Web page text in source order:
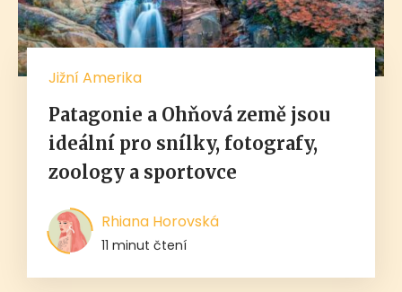
Jižní Amerika
Patagonie a Ohňová země jsou
ideální pro snílky, fotografy,
zoology a sportovce
Rhiana Horovská
11 minut čtení